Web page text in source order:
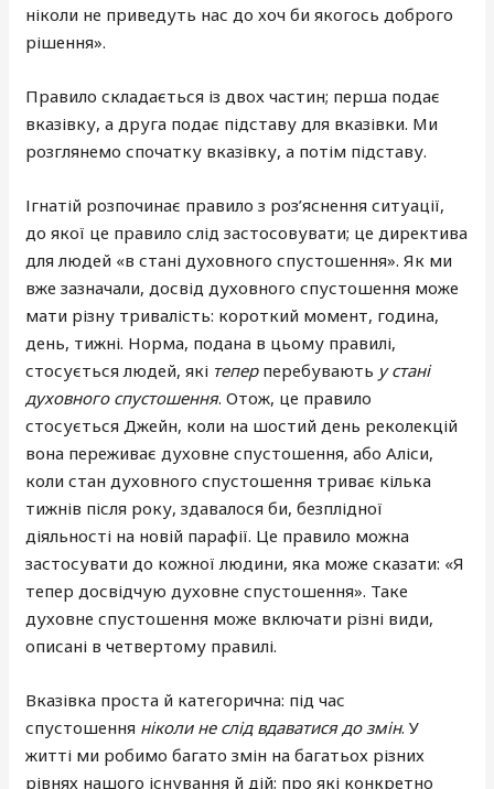
ніколи не приведуть нас до хоч би якогось доброго
рішення».
Правило складається із двох частин; перша подає
вказівку, а друга подає підставу для вказівки. Ми
розглянемо спочатку вказівку, а потім підставу.
Ігнатій розпочинає правило з роз’яснення ситуації,
до якої це правило слід застосовувати; це директива
для людей «в стані духовного спустошення». Як ми
вже зазначали, досвід духовного спустошення може
мати різну тривалість: короткий момент, година,
день, тижні. Норма, подана в цьому правилі,
стосується людей, які теперперебувають у стані
духовного спустошення. Отож, це правило
стосується Джейн, коли на шостий день реколекцій
вона переживає духовне спустошення, або Аліси,
коли стан духовного спустошення триває кілька
тижнів після року, здавалося би, безплідної
діяльності на новій парафії. Це правило можна
застосувати до кожної людини, яка може сказати: «Я
тепер досвідчую духовне спустошення». Таке
духовне спустошення може включати різні види,
описані в четвертому правилі.
Вказівка проста й категорична: під час
спустошення ніколи не слід вдаватися до змін. У
житті ми робимо багато змін на багатьох різних
рівнях нашого існування й дій; про які конкретно